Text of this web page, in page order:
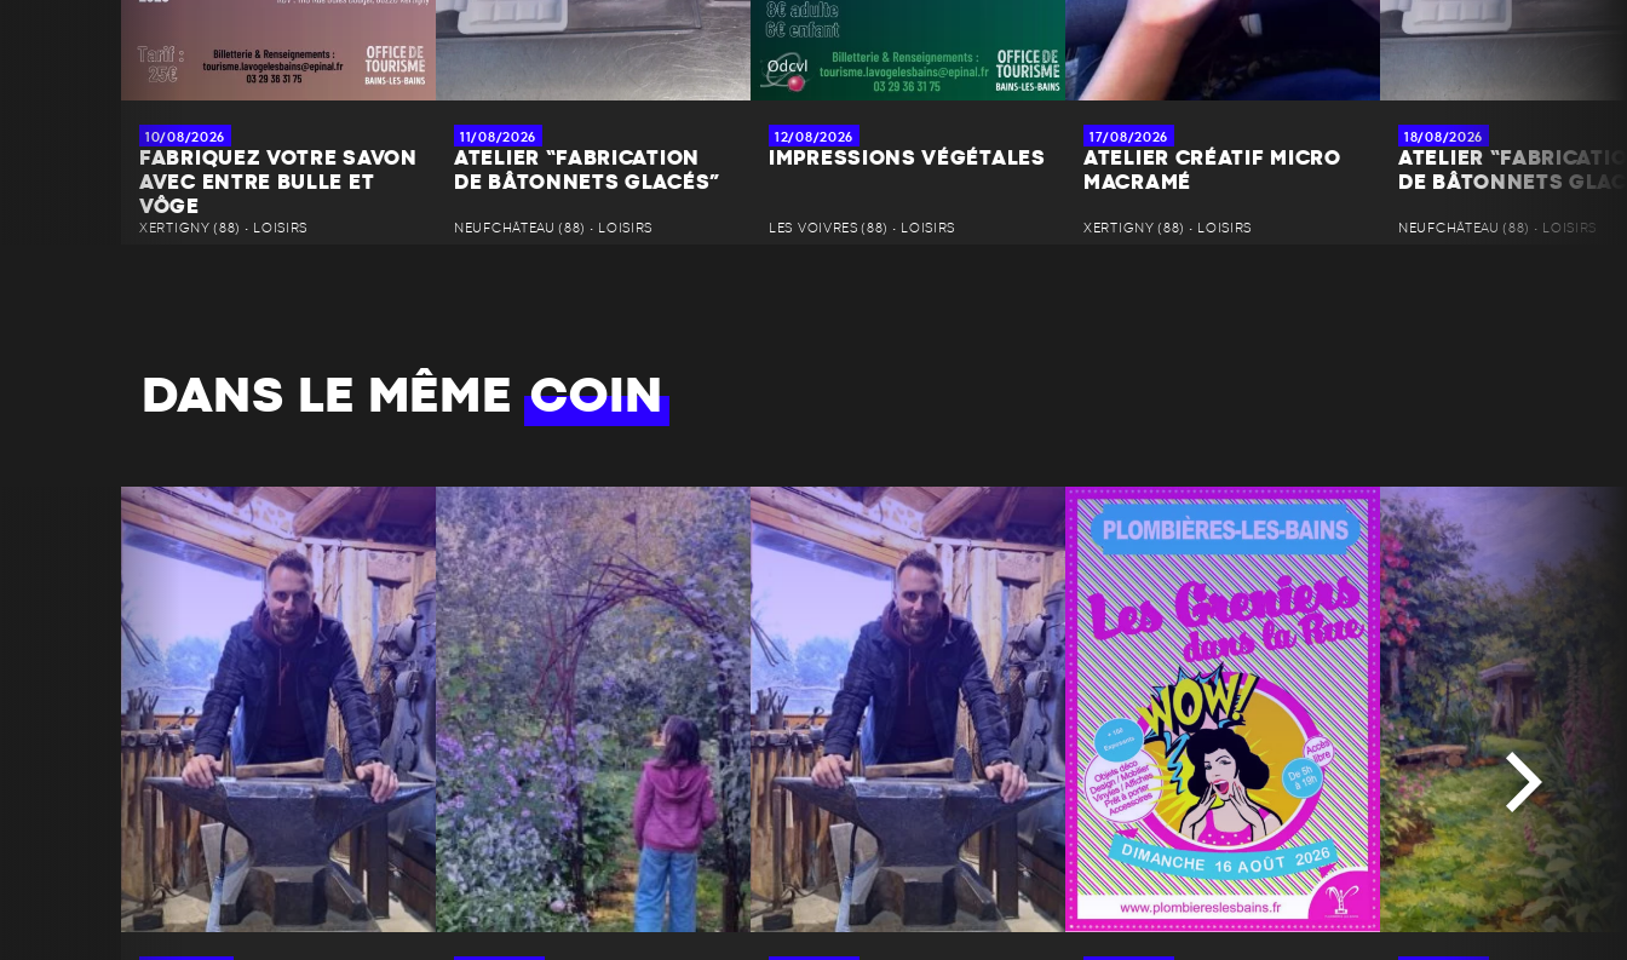
10/08/2026
FABRIQUEZ VOTRE SAVON
AVEC ENTRE BULLE ET
VÔGE
XERTIGNY (88) • LOISIRS
11/08/2026
ATELIER “FABRICATION
DE BÂTONNETS GLACÉS”
NEUFCHÂTEAU (88) • LOISIRS
12/08/2026
IMPRESSIONS VÉGÉTALES
LES VOIVRES (88) • LOISIRS
17/08/2026
ATELIER CRÉATIF MICRO
MACRAMÉ
XERTIGNY (88) • LOISIRS
18/08/2026
ATELIER
DE BÂTONNETS
NEUFCHÂTEAU (88) • LOISIRS
DANS LE MÊMECOIN